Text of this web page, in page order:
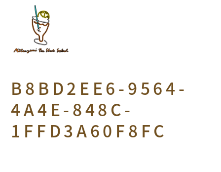
B8BD2EE6-9564-
4A4E-848C-
1FFD3A60F8FC